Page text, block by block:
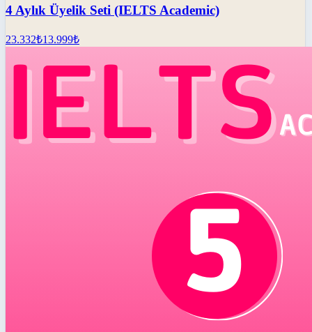
4 Aylık Üyelik Seti (IELTS Academic)
23.332₺13.999₺